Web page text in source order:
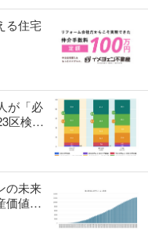
る住宅
が「必
区検討
万円
の未来
価値と